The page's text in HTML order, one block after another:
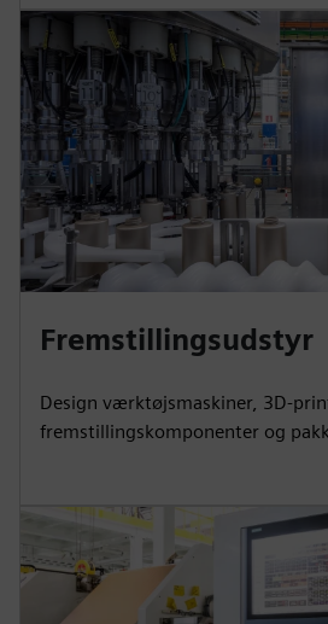
Fremstillingsudstyr
Design værktøjsmaskiner, 3D-
fremstillingskomponenter og